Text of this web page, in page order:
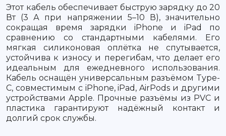
Этот кабель обеспечивает быструю зарядку до 20
Вт (3 А при напряжении 5–10 В), значительно
сокращая время зарядки iPhone и iPad по
сравнению со стандартными кабелями. Его
мягкая силиконовая оплётка не спутывается,
устойчива к износу и перегибам, что делает его
идеальным для ежедневного использования.
Кабель оснащён универсальным разъёмом Type-
C, совместимым с iPhone, iPad, AirPods и другими
устройствами Apple. Прочные разъёмы из PVC и
пластика гарантируют надёжный контакт и
долгий срок службы.